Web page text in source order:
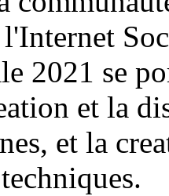
2021 se
et la
et la